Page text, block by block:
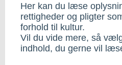
Her kan du læse
rettigheder og pligter
forhold til kultur.
Vil du vide mere, så
indhold, du gerne vil